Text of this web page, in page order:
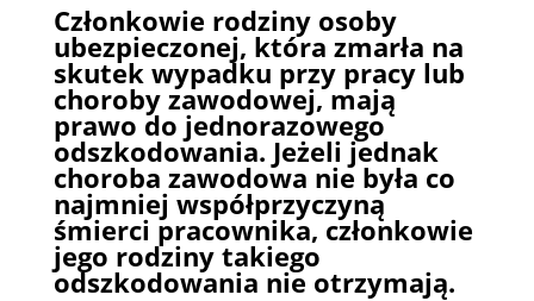
Członkowie rodziny osoby
ubezpieczonej, która zmarła na
skutek wypadku przy pracy lub
choroby zawodowej, mają
prawo do jednorazowego
odszkodowania. Jeżeli jednak
choroba zawodowa nie była co
najmniej współprzyczyną
śmierci pracownika, członkowie
jego rodziny takiego
odszkodowania nie otrzymają.